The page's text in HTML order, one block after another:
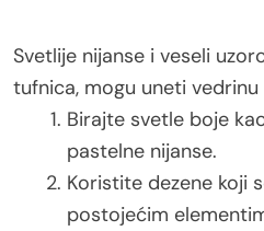
Svetlije nijanse i veseli
tufnica, mogu uneti
Birajte svetle boje
pastelne nijanse.
Koristite dezene koji
postojećim